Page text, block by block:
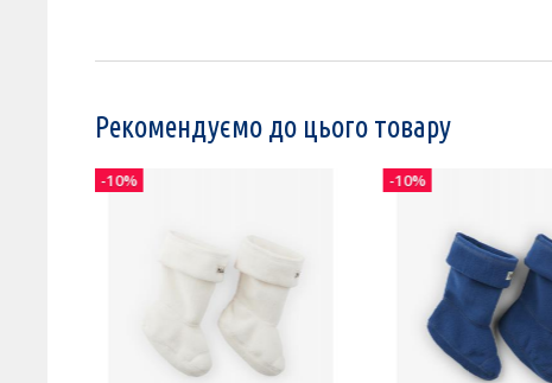
Рекомендуємо до цього товару
-10% -10%